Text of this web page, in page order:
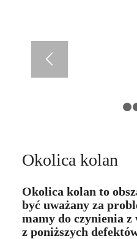
Okolica kolan
Okolica kolan to
być uważany za
mamy do czynienia z
z poniższych